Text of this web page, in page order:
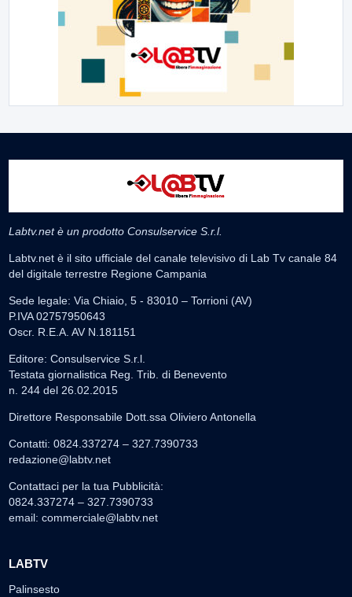
Labtv.net è un prodotto Consulservice S.r.l.
Labtv.net è il sito ufficiale del canale televisivo di Lab Tv canale 84
del digitale terrestre Regione Campania
Sede legale: Via Chiaio, 5 - 83010 – Torrioni (AV)
P.IVA 02757950643
Oscr. R.E.A. AV N.181151
Editore: Consulservice S.r.l.
Testata giornalistica Reg. Trib. di Benevento
n. 244 del 26.02.2015
Direttore Responsabile Dott.ssa Oliviero Antonella
Contatti: 0824.337274 – 327.7390733
redazione@labtv.net
Contattaci per la tua Pubblicità:
0824.337274 – 327.7390733
email: commerciale@labtv.net
LABTV
Palinsesto